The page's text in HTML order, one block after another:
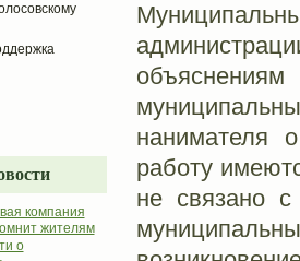
компания
жителям
о
нанимателя
работу
не связано